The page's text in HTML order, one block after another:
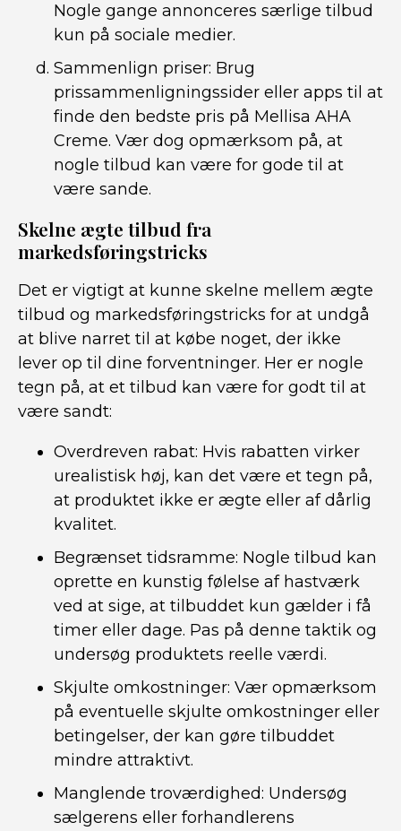
Nogle gange annonceres særlige tilbud
kun på sociale medier.
Sammenlign priser: Brug
prissammenligningssider eller apps til at
finde den bedste pris på Mellisa AHA
Creme. Vær dog opmærksom på, at
nogle tilbud kan være for gode til at
være sande.
Skelne ægte tilbud fra
markedsføringstricks
Det er vigtigt at kunne skelne mellem ægte
tilbud og markedsføringstricks for at undgå
at blive narret til at købe noget, der ikke
lever op til dine forventninger. Her er nogle
tegn på, at et tilbud kan være for godt til at
være sandt:
Overdreven rabat: Hvis rabatten virker
urealistisk høj, kan det være et tegn på,
at produktet ikke er ægte eller af dårlig
kvalitet.
Begrænset tidsramme: Nogle tilbud kan
oprette en kunstig følelse af hastværk
ved at sige, at tilbuddet kun gælder i få
timer eller dage. Pas på denne taktik og
undersøg produktets reelle værdi.
Skjulte omkostninger: Vær opmærksom
på eventuelle skjulte omkostninger eller
betingelser, der kan gøre tilbuddet
mindre attraktivt.
Manglende troværdighed: Undersøg
sælgerens eller forhandlerens